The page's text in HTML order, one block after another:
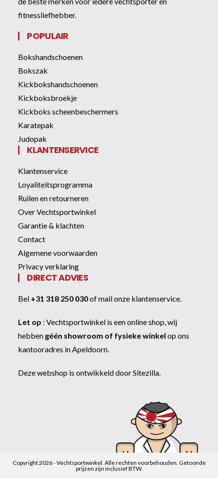
fitnessliefhebber.
POPULAIR
Bokshandschoenen
Bokszak
Kickbokshandschoenen
Kickboksbroekje
Kickboks scheenbeschermers
Karatepak
Judopak
KLANTENSERVICE
Klantenservice
Loyaliteitsprogramma
Ruilen en retourneren
Over Vechtsportwinkel
Garantie & klachten
Contact
Algemene voorwaarden
Privacy verklaring
DIRECT ADVIES
Bel +31 318 250 030ofmail onze klantenservice
Let op :Vechtsportwinkel is een online shop, wij
hebben géén showroom of fysieke winkel op ons
kantooradres in Apeldoorn.
Deze webshop is ontwikkeld doorSitezilla
Copyright 2026 - Vechtsportwinkel. Alle rechten voorbehouden. Getoonde
prijzen zijn inclusief BTW.